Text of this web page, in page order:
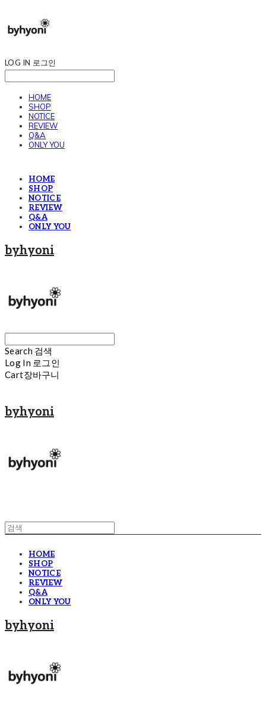
LOG IN 로그인
HOME
SHOP
NOTICE
REVIEW
Q&A
ONLY YOU
HOME
SHOP
NOTICE
REVIEW
Q&A
ONLY YOU
byhyoni
Search 검색
Log In 로그인
Cart장바구니
byhyoni
HOME
SHOP
NOTICE
REVIEW
Q&A
ONLY YOU
byhyoni